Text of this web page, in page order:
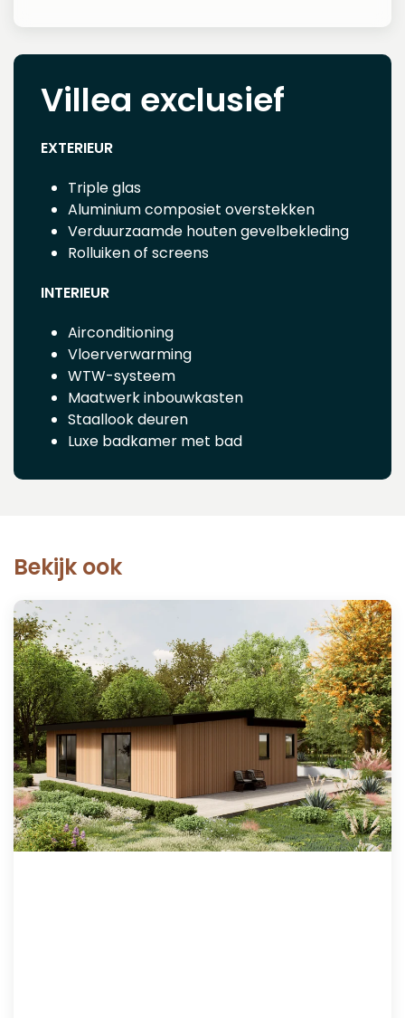
Villea exclusief
EXTERIEUR
Triple glas
Aluminium composiet overstekken
Verduurzaamde houten gevelbekleding
Rolluiken of screens
INTERIEUR
Airconditioning
Vloerverwarming
WTW-systeem
Maatwerk inbouwkasten
Staallook deuren
Luxe badkamer met bad
Bekijk ook